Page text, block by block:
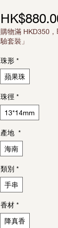
購物滿 HKD350
驗套裝」
珠形 *
蘋果珠
珠徑 *
13*14mm
產地 *
海南
類別 *
手串
香材 *
降真香